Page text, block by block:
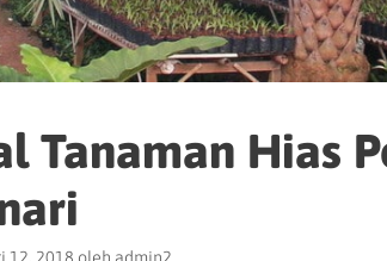
Tanaman Hias